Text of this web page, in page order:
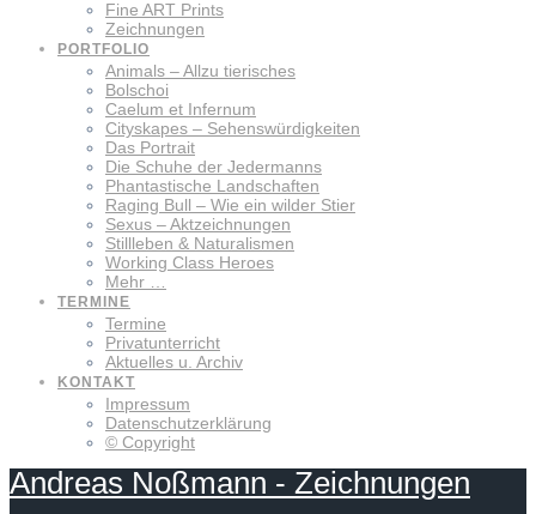
Fine ART Prints
Zeichnungen
PORTFOLIO
Animals – Allzu tierisches
Bolschoi
Caelum et Infernum
Cityskapes – Sehenswürdigkeiten
Das Portrait
Die Schuhe der Jedermanns
Phantastische Landschaften
Raging Bull – Wie ein wilder Stier
Sexus – Aktzeichnungen
Stillleben & Naturalismen
Working Class Heroes
Mehr …
TERMINE
Termine
Privatunterricht
Aktuelles u. Archiv
KONTAKT
Impressum
Datenschutzerklärung
© Copyright
Andreas Noßmann - Zeichnungen